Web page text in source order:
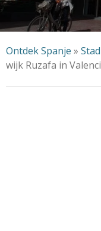
Ontdek Spanje »
wijk Ruzafa in